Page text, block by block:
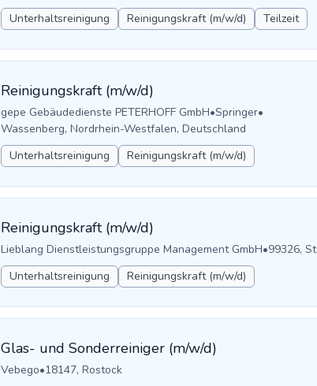
Unterhaltsreinigung
Reinigungskraft (m/w/d) Teilzeit
Reinigungskraft (m/w/d)
gepe Gebäudedienste PETERHOFF GmbH•Springer•
Wassenberg, Nordrhein-Westfalen, Deutschland
Unterhaltsreinigung
Reinigungskraft (m/w/d)
Reinigungskraft (m/w/d)
Lieblang Dienstleistungsgruppe Management GmbH•99326,
Unterhaltsreinigung
Reinigungskraft (m/w/d)
Glas- und Sonderreiniger (m/w/d)
Vebego•18147, Rostock